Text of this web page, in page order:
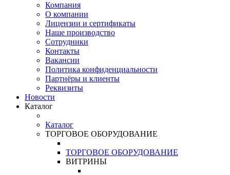
Компания
О компании
Лицензии и сертификаты
Наше производство
Сотрудники
Контакты
Вакансии
Политика конфиденциальности
Партнёры и клиенты
Реквизиты
Новости
Каталог
Каталог
ТОРГОВОЕ ОБОРУДОВАНИЕ
ТОРГОВОЕ ОБОРУДОВАНИЕ
ВИТРИНЫ